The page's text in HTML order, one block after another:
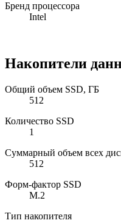
Бренд процессора
Intel
Накопители
Общий объем SSD, ГБ
512
Количество SSD
1
Суммарный объем всех
512
Форм-фактор SSD
M.2
Тип накопителя